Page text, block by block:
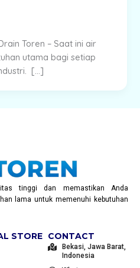
Toren – Saat ini air
utama bagi setiap
[…]
tinggi dan memastikan Anda
lama untuk memenuhi kebutuhan
STORE CONTACT
Bekasi, Jawa Barat,
Indonesia